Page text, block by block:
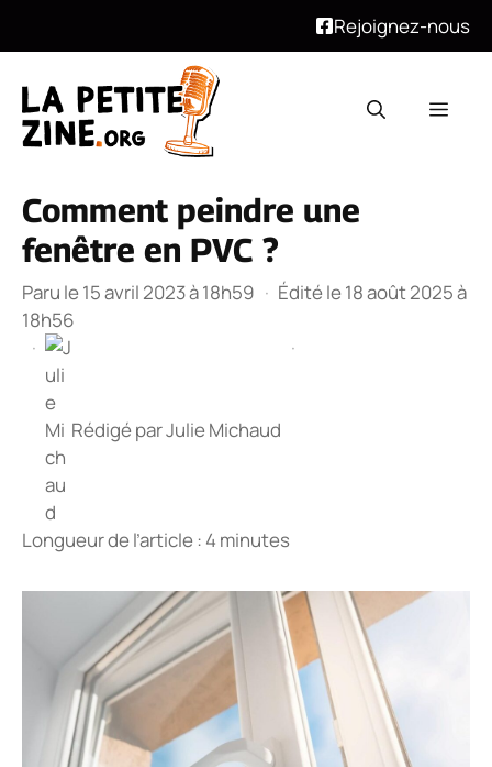
Rejoignez-nous
contenu
Comment peindre une
fenêtre en PVC ?
Paru le 15 avril 2023 à 18h59 · Édité le 18 août 2025 à
18h56
·
Rédigé parJulie Michaud
·
Longueur de l’article : 4 minutes